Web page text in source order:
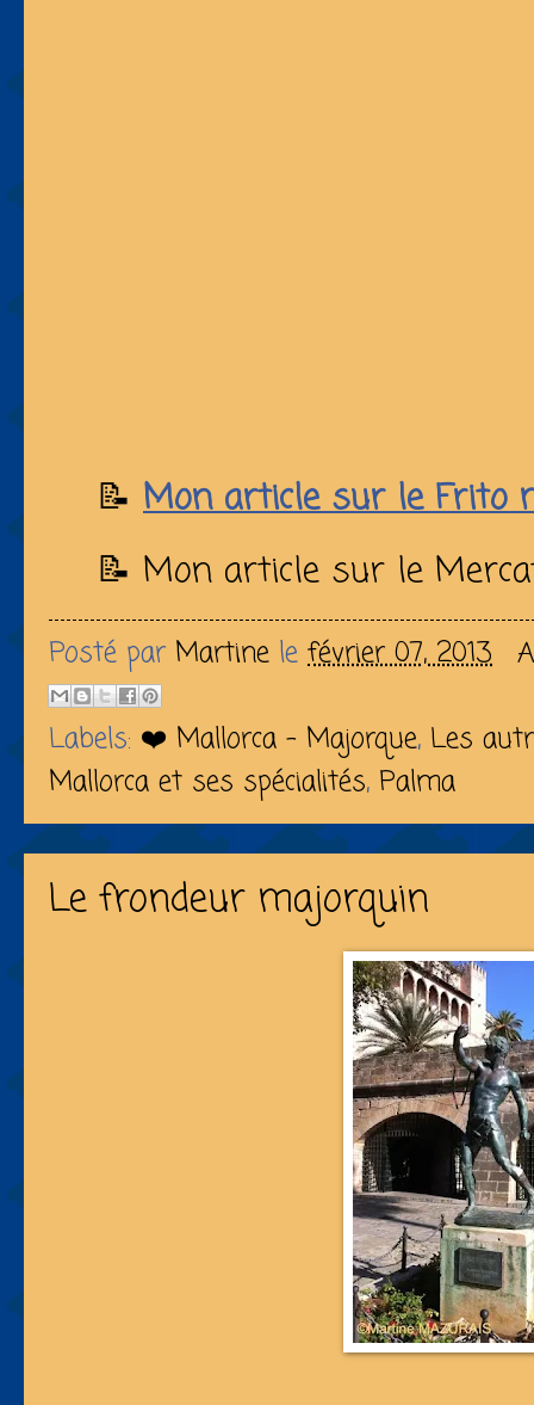
📝 Mon article sur le Frito
📝 Mon article sur le
Posté par Martine le février 07, 2013
Labels: ❤️ Mallorca - Majorque, Les
Mallorca et ses spécialités, Palma
Le frondeur majorquin